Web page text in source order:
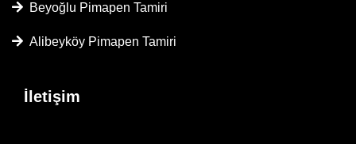
Beyoğlu Pimapen Tamiri
Alibeyköy Pimapen Tamiri
İletişim